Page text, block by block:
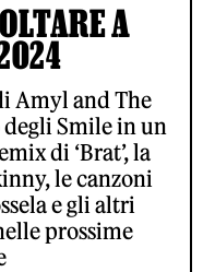
A
Amyl and The
Smile in un
di ‘Brat’, la
le canzoni
e gli altri
prossime